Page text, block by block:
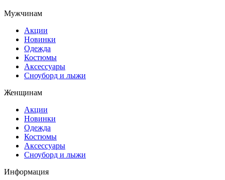
Мужчинам
Акции
Новинки
Одежда
Костюмы
Аксессуары
Сноуборд и лыжи
Женщинам
Акции
Новинки
Одежда
Костюмы
Аксессуары
Сноуборд и лыжи
Информация